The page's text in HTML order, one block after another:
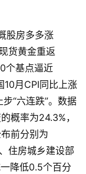
股房多多涨
货黄金重返
个基点逼近
10月CPI同比上涨
“六连跌”。数据
概率为24.3%，
前分别为
住房城乡建设部
降低0.5个百分